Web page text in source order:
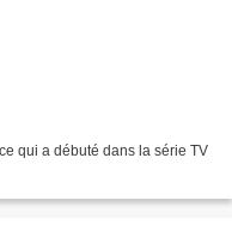
qui a débuté dans la série TV